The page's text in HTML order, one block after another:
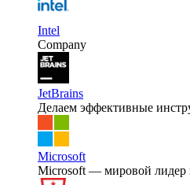
Intel
Company
JetBrains
Делаем эффективные
Microsoft
Microsoft — мировой